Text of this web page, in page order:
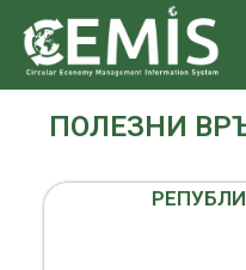
ПОЛЕЗНИ